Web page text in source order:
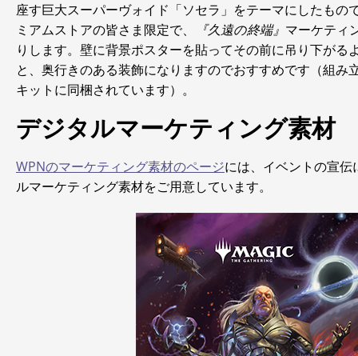
座す巨大スーパーヴォイド「ソセラ」をテーマにしたもの
ミアムストアの皆さま限定で、
『久遠の終端』 マーケティ
りします。壁に背景ポスターを貼ってその前に吊り下がる
と、奥行きのある装飾になりますのでおすすめです（組み
キットに同梱されています）。
デジタルマーケティング素材
WPNのマーケティング素材のページには、イベントの宣
ルマーケティング素材をご用意しています。